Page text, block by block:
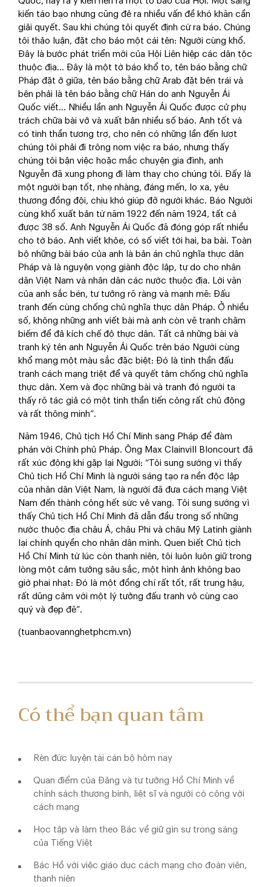
kiến táo bạo nhưng cũng đẻ ra nhiều vấn đề khó khăn cần
giải quyết. Sau khi chúng tôi quyết định cứ ra báo. Chúng
tôi thảo luận, đặt cho báo một cái tên: Người cùng khổ.
Đây là bước phát triển mới của Hội Liên hiệp các dân tộc
thuộc địa… Đây là một tờ báo khổ to, tên báo bằng chữ
Pháp đặt ở giữa, tên báo bằng chữ Arab đặt bên trái và
bên phải là tên báo bằng chữ Hán do anh Nguyễn Ái
Quốc viết… Nhiều lần anh Nguyễn Ái Quốc được cử phụ
trách chữa bài vở và xuất bản nhiều số báo. Anh tốt và
có tinh thần tương trợ, cho nên có những lần đến lượt
chúng tôi phải đi trông nom việc ra báo, nhưng thấy
chúng tôi bận việc hoặc mắc chuyện gia đình, anh
Nguyễn đã xung phong đi làm thay cho chúng tôi. Đấy là
một người bạn tốt, nhẹ nhàng, đáng mến, lo xa, yêu
thương đồng đội, chịu khó giúp đỡ người khác. Báo Người
cùng khổ xuất bản từ năm 1922 đến năm 1924, tất cả
được 38 số. Anh Nguyễn Ái Quốc đã đóng góp rất nhiều
cho tờ báo. Anh viết khỏe, có số viết tới hai, ba bài. Toàn
bộ những bài báo của anh là bản án chủ nghĩa thực dân
Pháp và là nguyện vọng giành độc lập, tự do cho nhân
dân Việt Nam và nhân dân các nước thuộc địa. Lời văn
của anh sắc bén, tư tưởng rõ ràng và mạnh mẽ: Đấu
tranh đến cùng chống chủ nghĩa thực dân Pháp. Ở nhiều
số, không những anh viết bài mà anh còn vẽ tranh châm
biếm để đả kích chế độ thực dân. Tất cả những bài và
tranh ký tên anh Nguyễn Ái Quốc trên báo Người cùng
khổ mang một màu sắc đặc biệt: Đó là tinh thần đấu
tranh cách mạng triệt để và quyết tâm chống chủ nghĩa
thực dân. Xem và đọc những bài và tranh đó người ta
thấy rõ tác giả có một tinh thần tiến công rất chủ động
và rất thông minh”.
Năm 1946, Chủ tịch Hồ Chí Minh sang Pháp để đàm
phán với Chính phủ Pháp. Ông Max Clainvill Bloncourt đã
rất xúc động khi gặp lại Người: “Tôi sung sướng vì thấy
Chủ tịch Hồ Chí Minh là người sáng tạo ra nền độc lập
của nhân dân Việt Nam, là người đã đưa cách mạng Việt
Nam đến thành công hết sức vẻ vang. Tôi sung sướng vì
thấy Chủ tịch Hồ Chí Minh đã dẫn đầu trong số những
nước thuộc địa châu Á, châu Phi và châu Mỹ Latinh giành
lại chính quyền cho nhân dân mình. Quen biết Chủ tịch
Hồ Chí Minh từ lúc còn thanh niên, tôi luôn luôn giữ trong
lòng một cảm tưởng sâu sắc, một hình ảnh không bao
giờ phai nhạt: Đó là một đồng chí rất tốt, rất trung hậu,
rất dũng cảm với một lý tưởng đấu tranh vô cùng cao
quý và đẹp đẽ”.
(tuanbaovannghetphcm.vn)
Có thể bạn quan tâm
Rèn đức luyện tài cán bộ hôm nay
Quan điểm của Đảng và tư tưởng Hồ Chí Minh về
chính sách thương binh, liệt sĩ và người có công với
cách mạng
Học tập và làm theo Bác về giữ gìn sự trong sáng
của Tiếng Việt
Bác Hồ với việc giáo dục cách mạng cho đoàn viên,
thanh niên